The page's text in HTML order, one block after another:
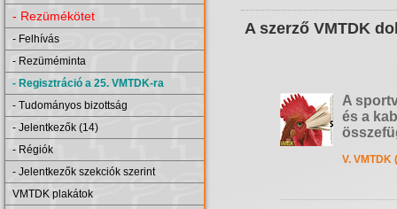
- Rezümékötet
- Felhívás
- Rezüméminta
- Regisztráció a 25. VMTDK-ra
- Tudományos bizottság
- Jelentkezők (14)
- Régiók
- Jelentkezők szekciók szerint
VMTDK plakátok
A szerző VMTDK
A
és a
V. VMTDK